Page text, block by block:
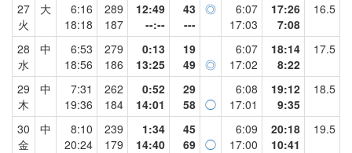
27
火
大
6:16
18:18
289
187
12:49
--:--
43
---
◎
6:07
17:03
17:26
7:08
16.5
28
水
中
6:53
18:56
279
186
0:13
13:25
19
49 ◎
6:07
17:02
18:14
8:22
17.5
29
木
中
7:31
19:36
262
184
0:52
14:01
29
58 ◯
6:08
17:01
19:12
9:35
18.5
30
金
中
8:10
20:24
239
179
1:34
14:40
45
69 ◯
6:09
17:00
20:18
10:41
19.5